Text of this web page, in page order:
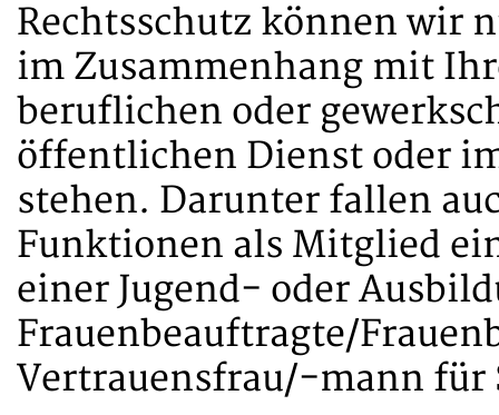
Rechtsschutz können wir
im Zusammenhang mit
beruflichen oder
öffentlichen Dienst oder
stehen. Darunter fallen
Funktionen als Mitglied
einer Jugend- oder
Frauenbeauftragte/
Vertrauensfrau/-mann für